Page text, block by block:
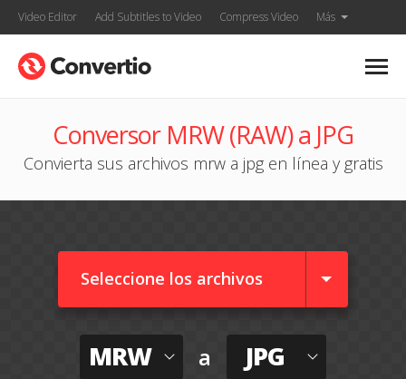
Video Editor Add Subtitles to Video Compress Video Más
Conversor MRW (RAW) a JPG
Convierta sus archivos mrw a jpg en línea y gratis
Seleccione los archivos
MRW a JPG